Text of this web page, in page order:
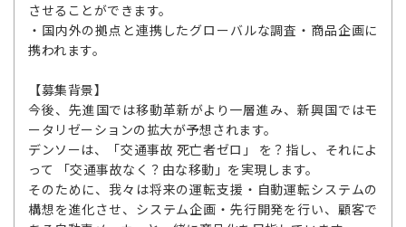
させることができます。
・国内外の拠点と連携したグローバルな調査・商品企画に
携われます。
【募集背景】
今後、先進国では移動革新がより一層進み、新興国ではモ
ータリゼーションの拡大が予想されます。
デンソーは、「交通事故 死亡者ゼロ」 を？指し、それによ
って 「交通事故なく？由な移動」を実現します。
そのために、我々は将来の運転支援・自動運転システムの
構想を進化させ、システム企画・先行開発を行い、顧客で